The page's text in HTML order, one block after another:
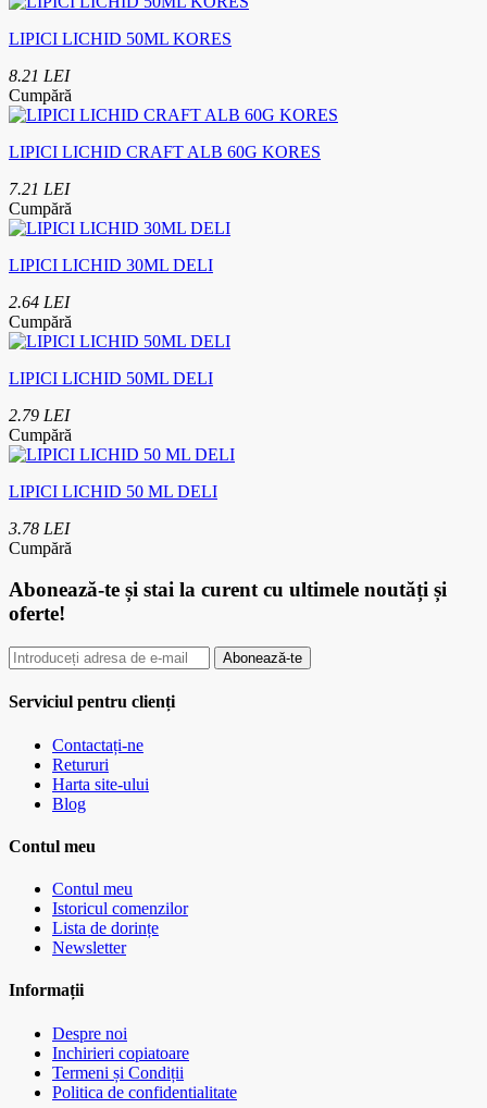
LIPICI LICHID 50ML KORES
8.21 LEI
Cumpără
LIPICI LICHID CRAFT ALB 60G KORES
7.21 LEI
Cumpără
LIPICI LICHID 30ML DELI
2.64 LEI
Cumpără
LIPICI LICHID 50ML DELI
2.79 LEI
Cumpără
LIPICI LICHID 50 ML DELI
3.78 LEI
Cumpără
Abonează-te și stai la curent cu ultimele noutăți și
oferte!
Abonează-te
Serviciul pentru clienți
Contactați-ne
Retururi
Harta site-ului
Blog
Contul meu
Contul meu
Istoricul comenzilor
Lista de dorințe
Newsletter
Informații
Despre noi
Inchirieri copiatoare
Termeni și Condiții
Politica de confidentialitate